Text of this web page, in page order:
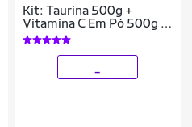
Kit: Taurina 500g +
Vitamina C Em Pó 500g -
100% Pura Importada -
Soldiers Nutrition